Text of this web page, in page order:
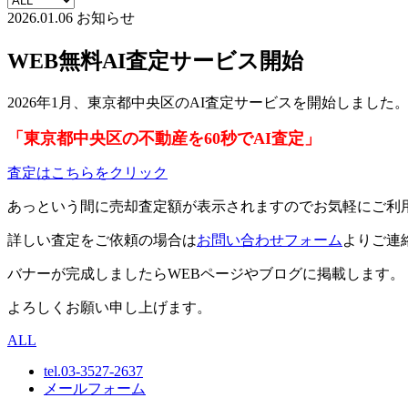
2026.01.06 お知らせ
WEB無料AI査定サービス開始
2026年1月、東京都中央区のAI査定サービスを開始しました。
「東京都中央区の不動産を60秒でAI査定」
査定はこちらをクリック
あっという間に売却査定額が表示されますのでお気軽にご利
詳しい査定をご依頼の場合はお問い合わせフォーム よりご連
バナーが完成しましたらWEBページやブログに掲載します。
よろしくお願い申し上げます。
ALL
tel.03-3527-2637
メールフォーム